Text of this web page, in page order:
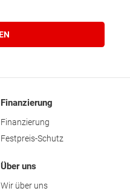
Finanzierung
Finanzierung
Festpreis-Schutz
Über uns
Wir über uns